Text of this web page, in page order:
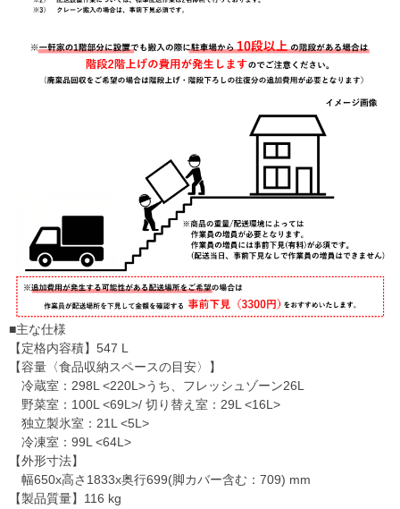
■主な仕様
【定格内容積】547 L
【容量〈食品収納スペースの目安〉】
冷蔵室：298L <220L>うち、フレッシュゾーン26L
野菜室：100L <69L>/ 切り替え室：29L <16L>
独立製氷室：21L <5L>
冷凍室：99L <64L>
【外形寸法】
幅650x高さ1833x奥行699(脚カバー含む：709) mm
【製品質量】116 kg